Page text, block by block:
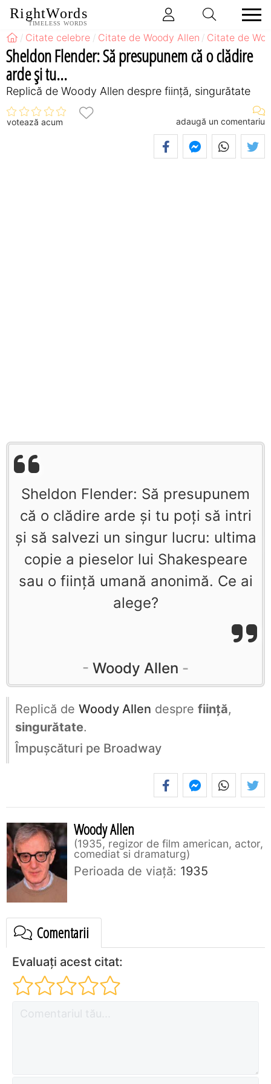
RightWords
TIMELESS WORDS
Citate celebre Citate de Woody Allen Citate de
Sheldon Flender: Să presupunem că o clădire
arde şi tu...
Replică de Woody Allen despre ființă, singurătate
votează acum adaugă un comentariu
Sheldon Flender: Să presupunem
că o clădire arde şi tu poţi să intri
şi să salvezi un singur lucru: ultima
copie a pieselor lui Shakespeare
sau o fiinţă umană anonimă. Ce ai
alege?
Woody Allen
Replică de Woody Allen despre ființă,
singurătate.
Împuşcături pe Broadway
Woody Allen
1935, regizor de film american, actor,
comediat si dramaturg
Perioada de viaţă: 1935
Comentarii
Evaluați acest citat: